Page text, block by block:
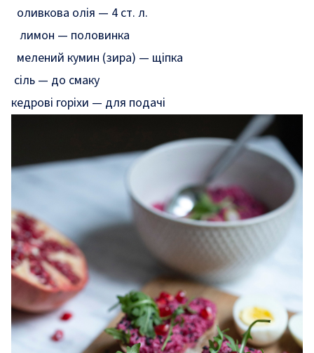
оливкова олія — 4 ст. л.
лимон — половинка
мелений кумин (зира) — щіпка
сіль — до смаку
кедрові горіхи — для подачі